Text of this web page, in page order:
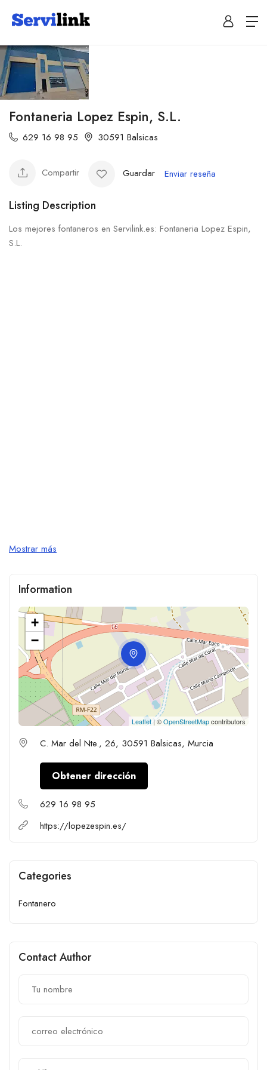
Fontaneria Lopez Espin, S.L.
629 16 98 95 30591 Balsicas
Compartir Guardar Enviar reseña
Listing Description
Los mejores fontaneros en Servilink.es: Fontaneria Lopez Espin,
S.L.
Mostrar más
Information
+
−
Leaflet | ©OpenStreetMapcontributors
C. Mar del Nte., 26, 30591 Balsicas, Murcia
Obtener dirección
629 16 98 95
https://lopezespin.es/
Categories
Fontanero
Contact Author